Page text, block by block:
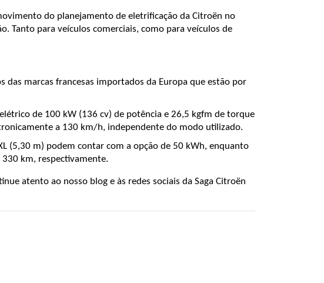
do planejamento de eletrificação da Citroën no
Tanto para veículos comerciais, como para veículos de
marcas francesas importados da Europa que estão por
de 100 kW (136 cv) de potência e 26,5 kgfm de torque
a 130 km/h, independente do modo utilizado.
(5,30 m) podem contar com a opção de 50 kWh, enquanto
330 km, respectivamente.
atento ao nosso blog e às redes sociais da Saga Citroën